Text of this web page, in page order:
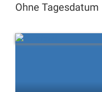
Ohne Tagesdatum